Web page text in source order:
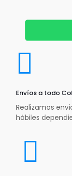
Envíos a todo
Realizamos
hábiles